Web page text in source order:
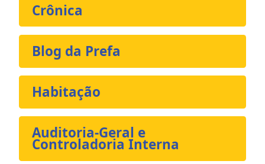
Crônica
Blog da Prefa
Habitação
Auditoria-Geral e
Controladoria Interna